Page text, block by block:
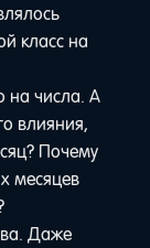
класс на
на числа. А
влияния,
Почему
месяцев
Даже